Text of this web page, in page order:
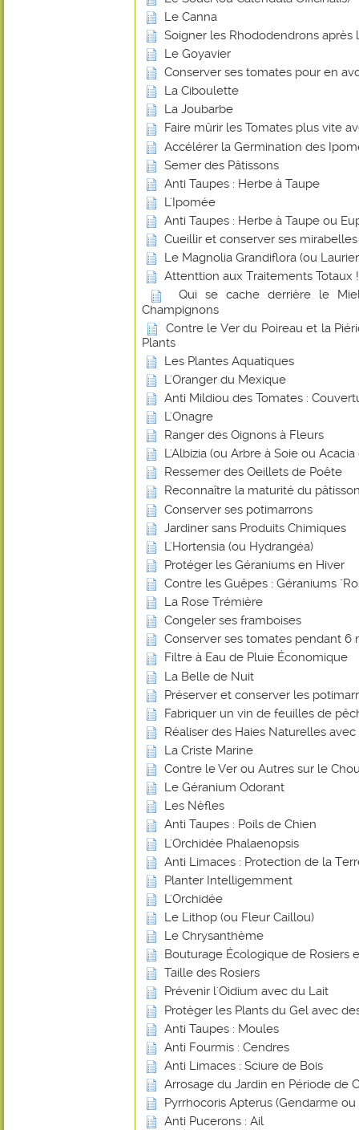
Le Canna
Soigner les Rhododendrons après
Le Goyavier
Conserver ses tomates pour en
La Ciboulette
La Joubarbe
Faire mûrir les Tomates plus vite
Accélérer la Germination des
Semer des Pâtissons
Anti Taupes : Herbe à Taupe
L'Ipomée
Anti Taupes : Herbe à Taupe ou
Cueillir et conserver ses mirabelles
Le Magnolia Grandiflora (ou
Attenttion aux Traitements Totaux !
Qui se cache derrière le
Champignons
Contre le Ver du Poireau et la
Plants
Les Plantes Aquatiques
L'Oranger du Mexique
Anti Mildiou des Tomates :
L'Onagre
Ranger des Oignons à Fleurs
L'Albizia (ou Arbre à Soie ou
Ressemer des Oeillets de Poête
Reconnaître la maturité du
Conserver ses potimarrons
Jardiner sans Produits Chimiques
L'Hortensia (ou Hydrangéa)
Protéger les Géraniums en Hiver
Contre les Guêpes : Géraniums
La Rose Trémière
Congeler ses framboises
Conserver ses tomates pendant 6
Filtre à Eau de Pluie Économique
La Belle de Nuit
Préserver et conserver les
Fabriquer un vin de feuilles de
Réaliser des Haies Naturelles
La Criste Marine
Contre le Ver ou Autres sur le
Le Géranium Odorant
Les Nèfles
Anti Taupes : Poils de Chien
L'Orchidée Phalaenopsis
Anti Limaces : Protection de la
Planter Intelligemment
L'Orchidée
Le Lithop (ou Fleur Caillou)
Le Chrysanthème
Bouturage Écologique de Rosiers
Taille des Rosiers
Prévenir l'Oidium avec du Lait
Protèger les Plants du Gel avec
Anti Taupes : Moules
Anti Fourmis : Cendres
Anti Limaces : Sciure de Bois
Arrosage du Jardin en Période de
Pyrrhocoris Apterus (Gendarme ou
Anti Pucerons : Ail